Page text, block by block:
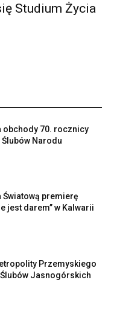
Studium Życia
obchody 70. rocznicy
Narodu
premierę
jest darem” w Kalwarii
Przemyskiego
Jasnogórskich